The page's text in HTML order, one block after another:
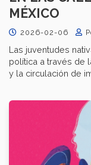
MÉXICO
2026-02-06
Las juventudes
política a través de
y la circulación de